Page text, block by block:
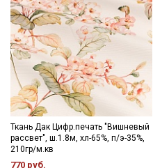
Ткань Дак Цифр.печать "Вишневый
рассвет", ш.1.8м, хл-65%, п/э-35%,
210гр/м.кв
770 руб.